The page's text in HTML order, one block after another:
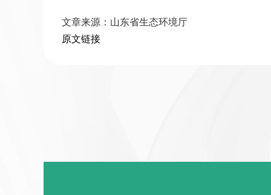
文章来源：山东省生态环境厅
原文链接